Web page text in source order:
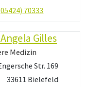
70333
Gilles
Medizin
Str. 169
33611 Bielefeld